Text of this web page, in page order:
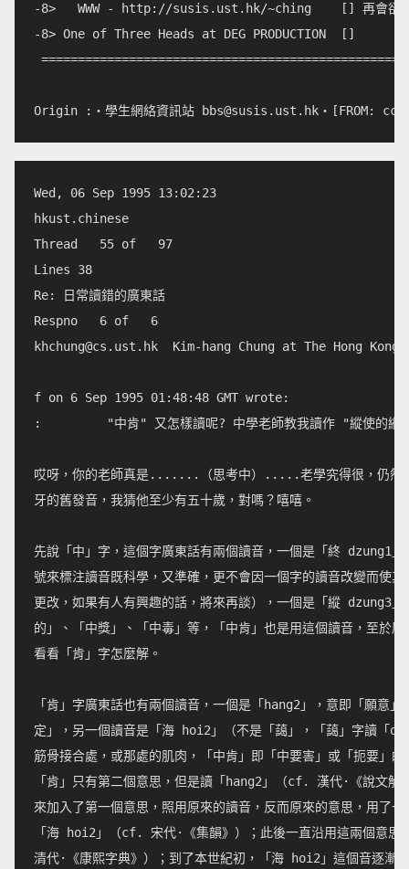
-8>   WWW - http://susis.ust.hk/~ching    [] 再會卻是
-8> One of Three Heads at DEG PRODUCTION
Origin :‧學生網絡資訊站 bbs@susis.ust.hk
Wed, 06 Sep 1995 13:02:23
hkust.chinese
Thread   55 of   97
Lines 38
Re: 日常讀錯的廣東話
khchung@cs.ust.hk
Kim-hang Chung at The Hong Kong
f on 6 Sep 1995 01:48:48 GMT wrote:
:         "中肯" 又怎樣讀呢? 中學老師教我讀作 "縱使的縱
哎呀，你的老師真是.......（思考中）.....老學究得很，仍然
牙的舊發音，我猜他至少有五十歲，對嗎？嘻嘻。
先說「中」字，這個字廣東話有兩個讀音，一個是「終 dzung1」
號來標注讀音既科學，又準確，更不會因一個字的讀音改變而使其
更改，如果有人有興趣的話，將來再談），一個是「縱 dzung3」
的」、「中獎」、「中毒」等，「中肯」也是用這個讀音，至於原
看看「肯」字怎麼解。
「肯」字廣東話也有兩個讀音，一個是「hang2」，意即「願意」
定」，另一個讀音是「海 hoi2」（不是「藹」，「藹」字讀「
筋骨接合處，或那處的肌肉，「中肯」即「中要害」或「扼要」的
「肯」只有第二個意思，但是讀「hang2」（cf. 漢代·《說文解
來加入了第一個意思，照用原來的讀音，反而原來的意思，用了一
「海 hoi2」（cf. 宋代·《集韻》）；此後一直沿用這兩個意
清代·《康熙字典》）；到了本世紀初，「海 hoi2」這個音逐漸